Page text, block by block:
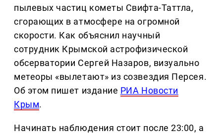
пылевых частиц кометы Свифта-Таттла,
сгорающих в атмосфере на огромной
скорости. Как объяснил научный
сотрудник Крымской астрофизической
обсерватории Сергей Назаров, визуально
метеоры «вылетают» из созвездия Персея.
Об этом пишет издание РИА Новости
Крым.
Начинать наблюдения стоит после 23:00, а